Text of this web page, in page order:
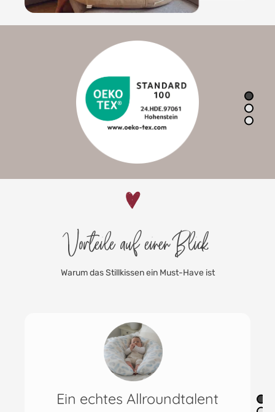
Vorteile auf einen Blick
Warum das Stillkissen ein Must-Have ist
Geräuschlos, weich &